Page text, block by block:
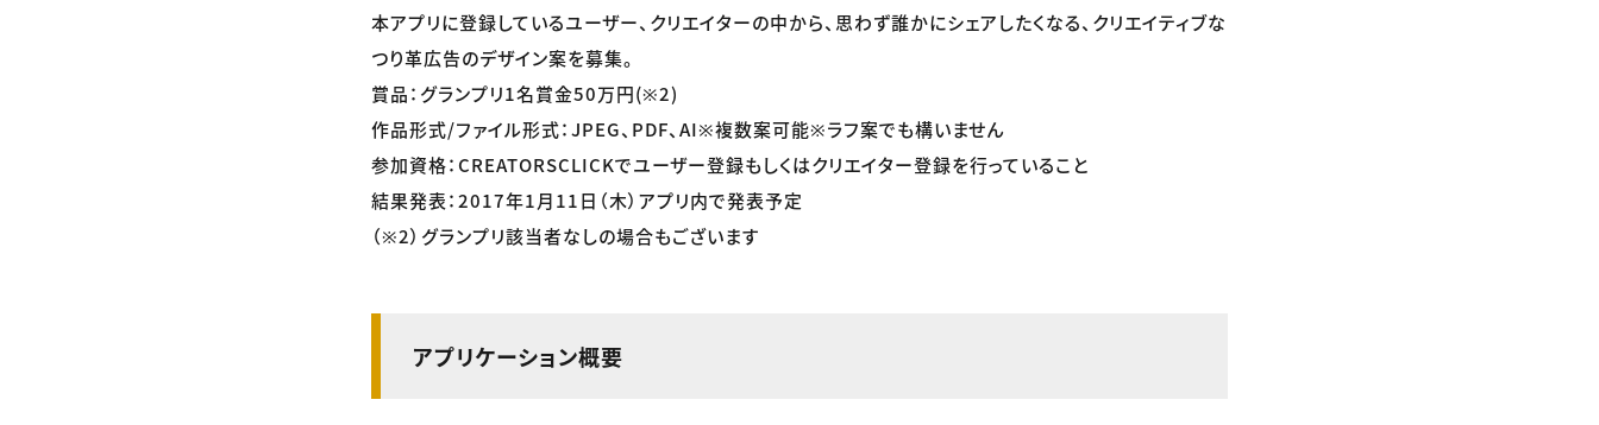
本アプリに登録しているユーザー、クリエイターの中から、思わず誰かにシェアしたくなる、クリエイティブな
つり革広告のデザイン案を募集。
賞品：グランプリ1名賞金50万円(※2)
作品形式/ファイル形式：JPEG、PDF、AI※複数案可能※ラフ案でも構いません
参加資格：CREATORSCLICKでユーザー登録もしくはクリエイター登録を行っていること
結果発表：2017年1月11日（木）アプリ内で発表予定
（※2）グランプリ該当者なしの場合もございます
アプリケーション概要